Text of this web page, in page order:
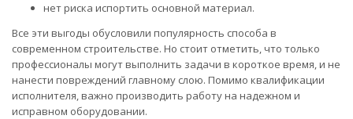
нет риска испортить основной материал.
Все эти выгоды обусловили популярность способа в
современном строительстве. Но стоит отметить, что только
профессионалы могут выполнить задачи в короткое время, и не
нанести повреждений главному слою. Помимо квалификации
исполнителя, важно производить работу на надежном и
исправном оборудовании.